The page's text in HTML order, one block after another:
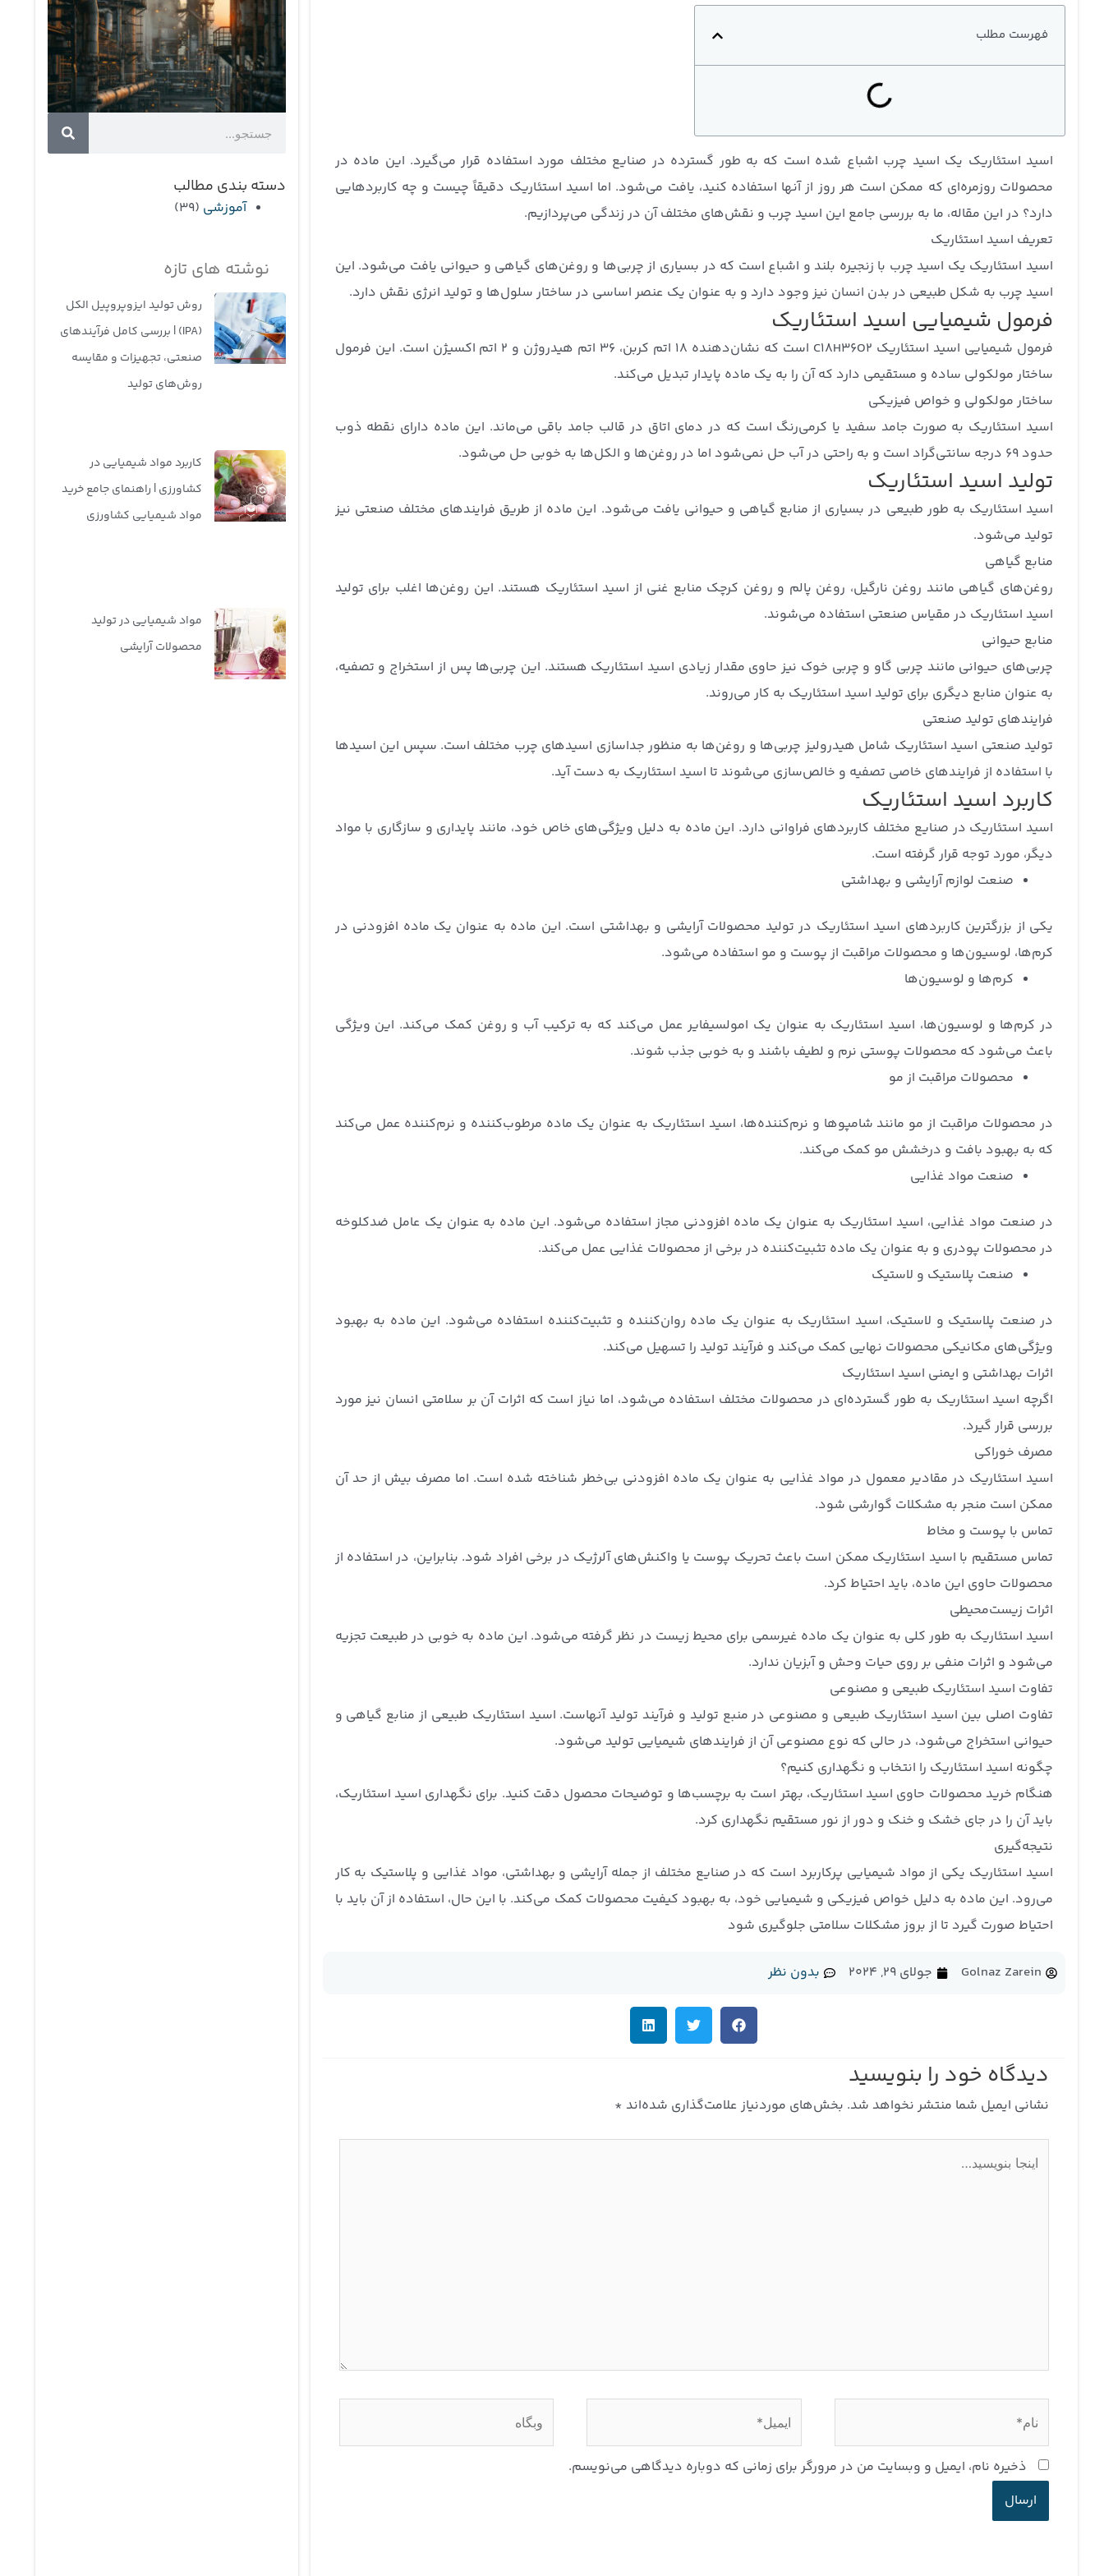
فهرست مطلب
اسید استئاریک یک اسید چرب اشباع شده است که به طور گسترده در صنایع مختلف مورد استفاده قرار می‌گیرد. این ماده در
محصولات روزمره‌ای که ممکن است هر روز از آنها استفاده کنید، یافت می‌شود. اما اسید استئاریک دقیقاً چیست و چه کاربردهایی
دارد؟ در این مقاله، ما به بررسی جامع این اسید چرب و نقش‌های مختلف آن در زندگی می‌پردازیم.
تعریف اسید استئاریک
اسید استئاریک یک اسید چرب با زنجیره بلند و اشباع است که در بسیاری از چربی‌ها و روغن‌های گیاهی و حیوانی یافت می‌شود. این
اسید چرب به شکل طبیعی در بدن انسان نیز وجود دارد و به عنوان یک عنصر اساسی در ساختار سلول‌ها و تولید انرژی نقش دارد.
فرمول شیمیایی اسید استئاریک
فرمول شیمیایی اسید استئاریک C18H36O2 است که نشان‌دهنده 18 اتم کربن، 36 اتم هیدروژن و 2 اتم اکسیژن است. این فرمول
ساختار مولکولی ساده و مستقیمی دارد که آن را به یک ماده پایدار تبدیل می‌کند.
ساختار مولکولی و خواص فیزیکی
اسید استئاریک به صورت جامد سفید یا کرمی‌رنگ است که در دمای اتاق در قالب جامد باقی می‌ماند. این ماده دارای نقطه ذوب
حدود 69 درجه سانتی‌گراد است و به راحتی در آب حل نمی‌شود اما در روغن‌ها و الکل‌ها به خوبی حل می‌شود.
تولید اسید استئاریک
اسید استئاریک به طور طبیعی در بسیاری از منابع گیاهی و حیوانی یافت می‌شود. این ماده از طریق فرایندهای مختلف صنعتی نیز
تولید می‌شود.
منابع گیاهی
روغن‌های گیاهی مانند روغن نارگیل، روغن پالم و روغن کرچک منابع غنی از اسید استئاریک هستند. این روغن‌ها اغلب برای تولید
اسید استئاریک در مقیاس صنعتی استفاده می‌شوند.
منابع حیوانی
چربی‌های حیوانی مانند چربی گاو و چربی خوک نیز حاوی مقدار زیادی اسید استئاریک هستند. این چربی‌ها پس از استخراج و تصفیه،
به عنوان منابع دیگری برای تولید اسید استئاریک به کار می‌روند.
فرایندهای تولید صنعتی
تولید صنعتی اسید استئاریک شامل هیدرولیز چربی‌ها و روغن‌ها به منظور جداسازی اسیدهای چرب مختلف است. سپس این اسیدها
با استفاده از فرایندهای خاصی تصفیه و خالص‌سازی می‌شوند تا اسید استئاریک به دست آید.
کاربرد اسید استئاریک
اسید استئاریک در صنایع مختلف کاربردهای فراوانی دارد. این ماده به دلیل ویژگی‌های خاص خود، مانند پایداری و سازگاری با مواد
دیگر، مورد توجه قرار گرفته است.
صنعت لوازم آرایشی و بهداشتی
یکی از بزرگترین کاربردهای اسید استئاریک در تولید محصولات آرایشی و بهداشتی است. این ماده به عنوان یک ماده افزودنی در
کرم‌ها، لوسیون‌ها و محصولات مراقبت از پوست و مو استفاده می‌شود.
کرم‌ها و لوسیون‌ها
در کرم‌ها و لوسیون‌ها، اسید استئاریک به عنوان یک امولسیفایر عمل می‌کند که به ترکیب آب و روغن کمک می‌کند. این ویژگی
باعث می‌شود که محصولات پوستی نرم و لطیف باشند و به خوبی جذب شوند.
محصولات مراقبت از مو
در محصولات مراقبت از مو مانند شامپوها و نرم‌کننده‌ها، اسید استئاریک به عنوان یک ماده مرطوب‌کننده و نرم‌کننده عمل می‌کند
که به بهبود بافت و درخشش مو کمک می‌کند.
صنعت مواد غذایی
در صنعت مواد غذایی، اسید استئاریک به عنوان یک ماده افزودنی مجاز استفاده می‌شود. این ماده به عنوان یک عامل ضدکلوخه
در محصولات پودری و به عنوان یک ماده تثبیت‌کننده در برخی از محصولات غذایی عمل می‌کند.
صنعت پلاستیک و لاستیک
در صنعت پلاستیک و لاستیک، اسید استئاریک به عنوان یک ماده روان‌کننده و تثبیت‌کننده استفاده می‌شود. این ماده به بهبود
ویژگی‌های مکانیکی محصولات نهایی کمک می‌کند و فرآیند تولید را تسهیل می‌کند.
اثرات بهداشتی و ایمنی اسید استئاریک
اگرچه اسید استئاریک به طور گسترده‌ای در محصولات مختلف استفاده می‌شود، اما نیاز است که اثرات آن بر سلامتی انسان نیز مورد
بررسی قرار گیرد.
مصرف خوراکی
اسید استئاریک در مقادیر معمول در مواد غذایی به عنوان یک ماده افزودنی بی‌خطر شناخته شده است. اما مصرف بیش از حد آن
ممکن است منجر به مشکلات گوارشی شود.
تماس با پوست و مخاط
تماس مستقیم با اسید استئاریک ممکن است باعث تحریک پوست یا واکنش‌های آلرژیک در برخی افراد شود. بنابراین، در استفاده از
محصولات حاوی این ماده، باید احتیاط کرد.
اثرات زیست‌محیطی
اسید استئاریک به طور کلی به عنوان یک ماده غیرسمی برای محیط زیست در نظر گرفته می‌شود. این ماده به خوبی در طبیعت تجزیه
می‌شود و اثرات منفی بر روی حیات وحش و آبزیان ندارد.
تفاوت اسید استئاریک طبیعی و مصنوعی
تفاوت اصلی بین اسید استئاریک طبیعی و مصنوعی در منبع تولید و فرآیند تولید آنهاست. اسید استئاریک طبیعی از منابع گیاهی و
حیوانی استخراج می‌شود، در حالی که نوع مصنوعی آن از فرایندهای شیمیایی تولید می‌شود.
چگونه اسید استئاریک را انتخاب و نگهداری کنیم؟
هنگام خرید محصولات حاوی اسید استئاریک، بهتر است به برچسب‌ها و توضیحات محصول دقت کنید. برای نگهداری اسید استئاریک،
باید آن را در جای خشک و خنک و دور از نور مستقیم نگهداری کرد.
نتیجه‌گیری
اسید استئاریک یکی از مواد شیمیایی پرکاربرد است که در صنایع مختلف از جمله آرایشی و بهداشتی، مواد غذایی و پلاستیک به کار
می‌رود. این ماده به دلیل خواص فیزیکی و شیمیایی خود، به بهبود کیفیت محصولات کمک می‌کند. با این حال، استفاده از آن باید با
احتیاط صورت گیرد تا از بروز مشکلات سلامتی جلوگیری شود
Golnaz Zarein جولای 29, 2024 بدون نظر
دیدگاه‌ خود را بنویسید
نشانی ایمیل شما منتشر نخواهد شد. بخش‌های موردنیاز علامت‌گذاری شده‌اند *
بنویسید…
وبگاه
ذخیره نام، ایمیل و وبسایت من در مرورگر برای زمانی که دوباره دیدگاهی می‌نویسم.
جستجو
دسته بندی مطالب
آموزشی (39)
نوشته های تازه
روش تولید ایزوپروپیل الکل
(IPA) | بررسی کامل فرآیندهای
صنعتی، تجهیزات و مقایسه
روش‌های تولید
کاربرد مواد شیمیایی در
کشاورزی | راهنمای جامع خرید
مواد شیمیایی کشاورزی
مواد شیمیایی در تولید
محصولات آرایشی